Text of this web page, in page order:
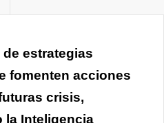
estrategias
fomenten acciones
crisis,
la Inteligencia